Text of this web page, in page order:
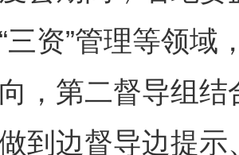
三资”管理等领域
，第二督导组
到边督导边提